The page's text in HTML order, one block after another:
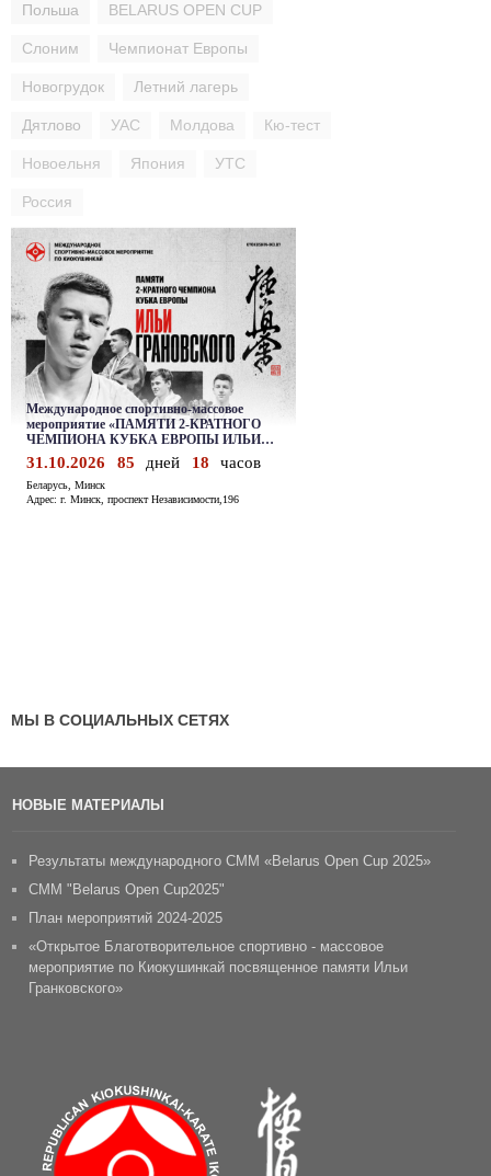
Польша BELARUS OPEN CUP
Слоним Чемпионат Европы
Новогрудок Летний лагерь
Дятлово УАС Молдова Кю-тест
Новоельня Япония УТС
Россия
МЫ В СОЦИАЛЬНЫХ СЕТЯХ
НОВЫЕ МАТЕРИАЛЫ
Результаты международного СММ «Belarus Open Cup 2025»
CММ "Belarus Open Cup2025"
План мероприятий 2024-2025
«Открытое Благотворительное спортивно - массовое
мероприятие по Киокушинкай посвященное памяти Ильи
Гранковского»